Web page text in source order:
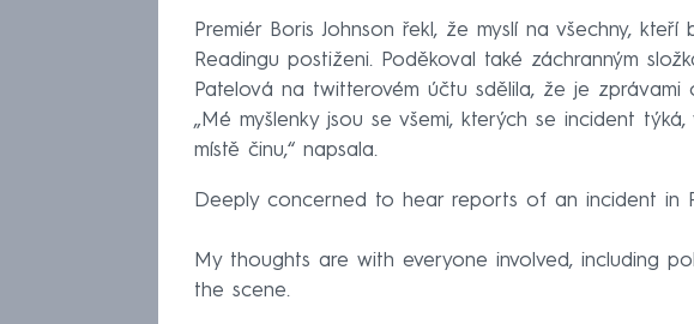
Premiér Boris Johnson řekl, že myslí na všechny, kteří
Readingu postiženi. Poděkoval také záchranným
Patelová na twitterovém účtu sdělila, že je zprávami
„Mé myšlenky jsou se všemi, kterých se incident
místě činu,“ napsala.
Deeply concerned to hear reports of an incident in
My thoughts are with everyone involved, including
the scene.